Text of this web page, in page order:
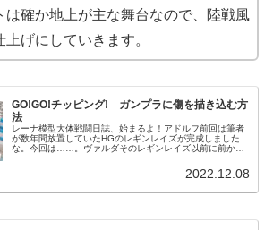
は確か地上が主な舞台なので、陸戦風
上げにしていきます。
GO!GO!チッピング! ガンプラに傷を描き込む方
法
レーナ模型大体戦闘日誌、始まるよ！アドルフ前回は筆者
が数年間放置していたHGのレギンレイズが完成しました
な。今回は……。ヴァルダそのレギンレイズ以前に前から
2022.12.08